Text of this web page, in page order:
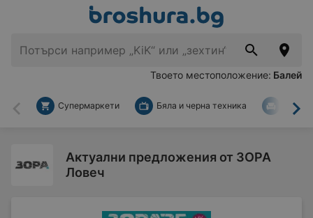
Твоето местоположение: Балей
Назад
Супермаркети Бяла и черна техника За
Актуални предложения от ЗОРА
Ловеч